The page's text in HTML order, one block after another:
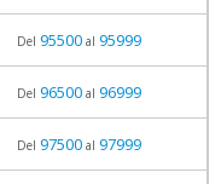
Del 95500al 95999
Del 96500al 96999
Del 97500al 97999